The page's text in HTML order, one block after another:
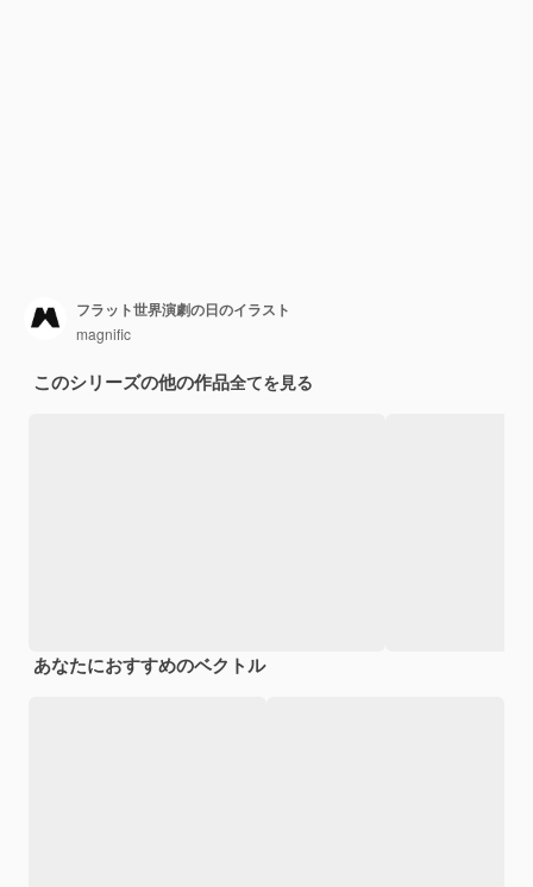
フラット世界演劇の日のイラスト
magnific
このシリーズの他の作品全てを見る
あなたにおすすめのベクトル